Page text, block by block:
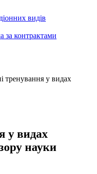
видів
за контрактами
тренування у видах
у видах
науки